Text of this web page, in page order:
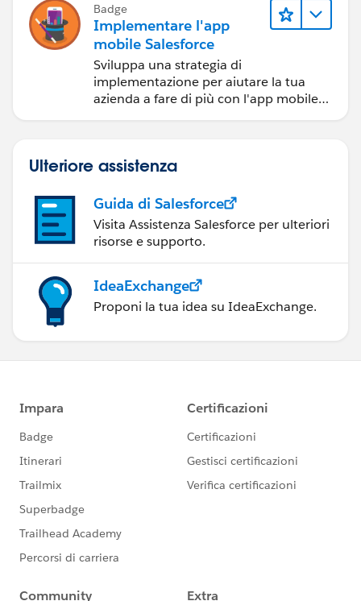
Badge
Implementare l'app
mobile Salesforce
Sviluppa una strategia di
implementazione per aiutare la tua
azienda a fare di più con l'app mobile
Ulteriore assistenza
Guida di Salesforce
Visita Assistenza Salesforce per ulteriori
risorse e supporto.
IdeaExchange
Proponi la tua idea su IdeaExchange.